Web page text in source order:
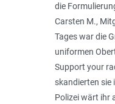
die
Carsten M.,
Tages war die
uniformen
Support your
skandierten sie
Polizei wärt ihr